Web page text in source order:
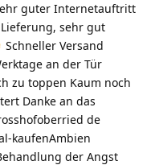
guter Internetauftritt
sehr gut
Schneller Versand
an der Tür
zu toppen Kaum noch
Danke an das
de
kaufenAmbien
der Angst